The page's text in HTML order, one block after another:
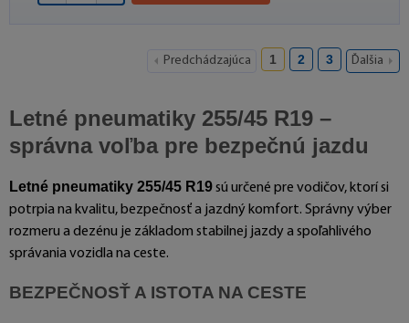
Predchádzajúca 1 2 3 Ďalšia
Letné pneumatiky 255/45 R19 –
správna voľba pre bezpečnú jazdu
Letné pneumatiky 255/45 R19sú určené pre vodičov, ktorí si
potrpia na kvalitu, bezpečnosť a jazdný komfort. Správny výber
rozmeru a dezénu je základom stabilnej jazdy a spoľahlivého
správania vozidla na ceste.
BEZPEČNOSŤ A ISTOTA NA CESTE